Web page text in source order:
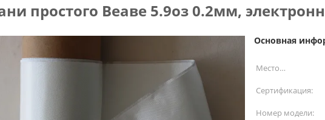
простого Веаве 5.9оз 0.2мм,
Основная
Место
происхождения:
Сертификация:
Номер модели: